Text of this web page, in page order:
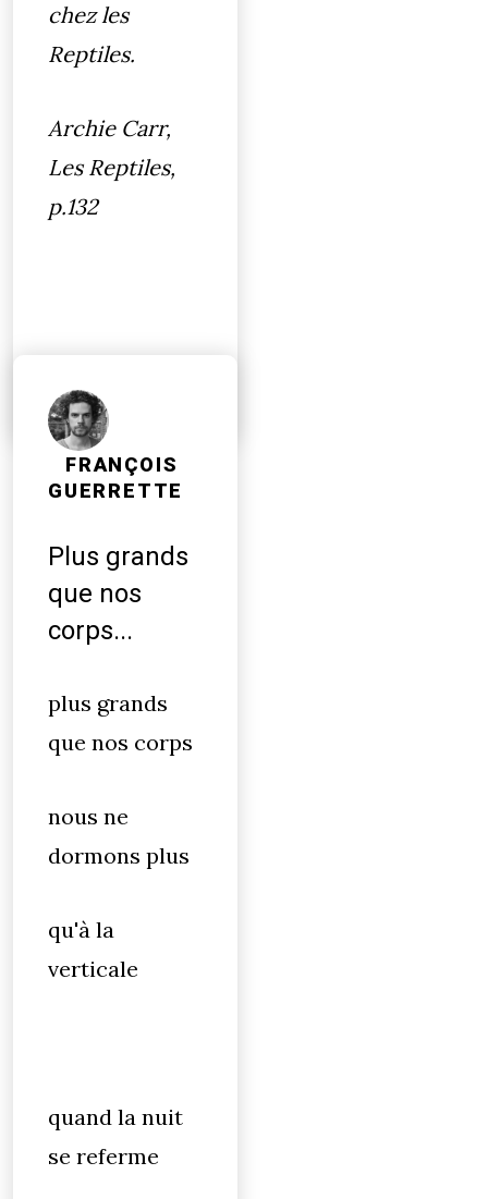
chez les
Reptiles.
Archie Carr,
Les Reptiles,
p.132
FRANÇOIS
GUERRETTE
Plus grands
que nos
corps...
plus grands
que nos corps
nous ne
dormons plus
qu'à la
verticale
quand la nuit
se referme